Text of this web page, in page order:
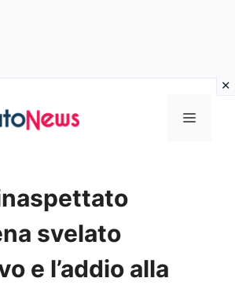
Menu
svelato
e l’addio alla